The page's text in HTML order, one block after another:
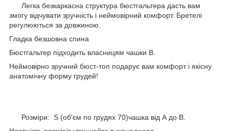
Легка безкаркасна структура бюстгальтера дасть вам
змогу відчувати зручність і неймовірний комфорт. Бретелі
регулюються за довжиною.
Гладка безшовна спина
Бюстгальтер підходить власницям чашки B.
Неймовірно зручний бюст-топ подарує вам комфорт і якісну
анатомічну форму грудей!
Розміри: S (об'єм по грудях 70)чашка від А до В.